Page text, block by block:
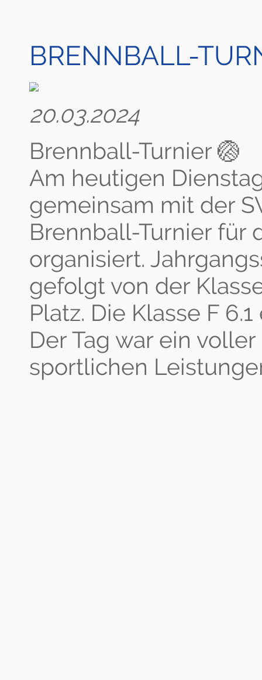
BRENNBALL-
20.03.2024
Brennball-Turnier 🏐
Am heutigen
gemeinsam mit der
Brennball-Turnier für
organisiert.
gefolgt von der
Platz. Die Klasse F
Der Tag war ein
sportlichen